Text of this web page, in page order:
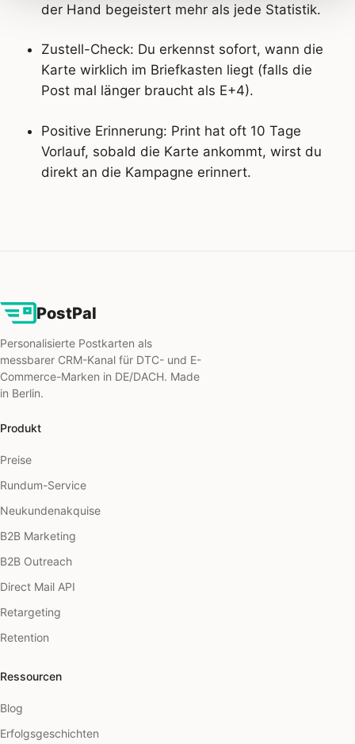
der Hand begeistert mehr als jede Statistik.
Zustell-Check: Du erkennst sofort, wann die
Karte wirklich im Briefkasten liegt (falls die
Post mal länger braucht als E+4).
Positive Erinnerung: Print hat oft 10 Tage
Vorlauf, sobald die Karte ankommt, wirst du
direkt an die Kampagne erinnert.
PostPal
Personalisierte Postkarten als
messbarer CRM-Kanal für DTC- und E-
Commerce-Marken in DE/DACH. Made
in Berlin.
Produkt
Preise
Rundum-Service
Neukundenakquise
B2B Marketing
B2B Outreach
Direct Mail API
Retargeting
Retention
Ressourcen
Blog
Erfolgsgeschichten